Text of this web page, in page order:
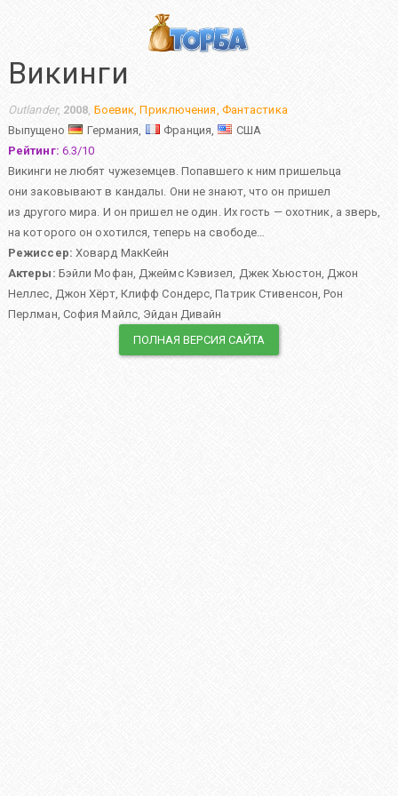
Викинги
Outlander, 2008, Боевик,Приключения, Фантастика
Выпущено
Германия, Франция,
США
Рейтинг: 6.3/10
Викинги не любят чужеземцев. Попавшего к ним пришельца
они заковывают в кандалы. Они не знают, что он пришел
из другого мира. И он пришел не один. Их гость — охотник, а зверь,
на которого он охотился, теперь на свободе…
Режиссер: Ховард МакКейн
Актеры: Бэйли Мофан,Джеймс Кэвизел, Джек Хьюстон,Джон
Неллес, Джон Хёрт, Клифф Сондерс,Патрик Стивенсон,Рон
Перлман, София Майлс, Эйдан Дивайн
ПОЛНАЯ ВЕРСИЯ САЙТА